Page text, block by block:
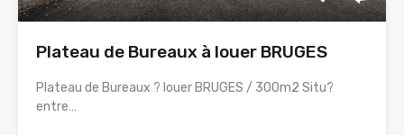
Plateau de Bureaux à louer BRUGES
Plateau de Bureaux ? louer BRUGES / 300m2 Situ?
entre…